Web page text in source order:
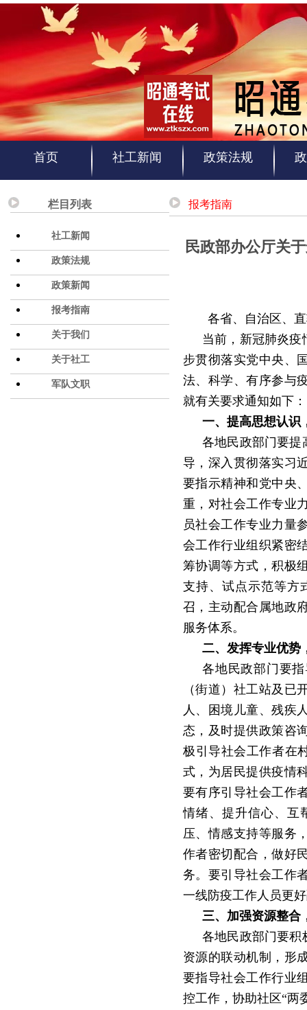
首页 社工新闻 政策法规
栏目列表
社工新闻
政策法规
政策新闻
报考指南
关于我们
关于社工
军队文职
报考指南
民政部办公厅关
各省、自治区、
当前，新冠肺炎
步贯彻落实党中央、
法、科学、有序参与
就有关要求通知如下：
一、提高思想认识
各地民政部门要提
导，深入贯彻落实习
要指示精神和党中央
重，对社会工作专业
员社会工作专业力量
会工作行业组织紧密
筹协调等方式，积极
支持、试点示范等方
召，主动配合属地政
服务体系。
二、发挥专业优势
各地民政部门要
（街道）社工站及已
人、困境儿童、残疾
态，及时提供政策咨
极引导社会工作者在
式，为居民提供疫情
要有序引导社会工作
情绪、提升信心、互
压、情感支持等服务
作者密切配合，做好
务。要引导社会工作
一线防疫工作人员更
三、加强资源整合
各地民政部门要积
资源的联动机制，形
要指导社会工作行业
控工作，协助社区“两